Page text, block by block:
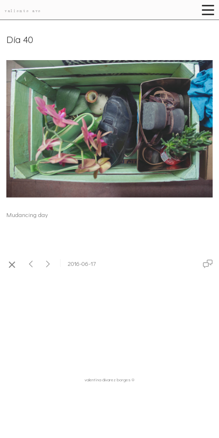
valiente ave
Día 40
Mudancing day
2016-06-17
valentina álvarez borges ®